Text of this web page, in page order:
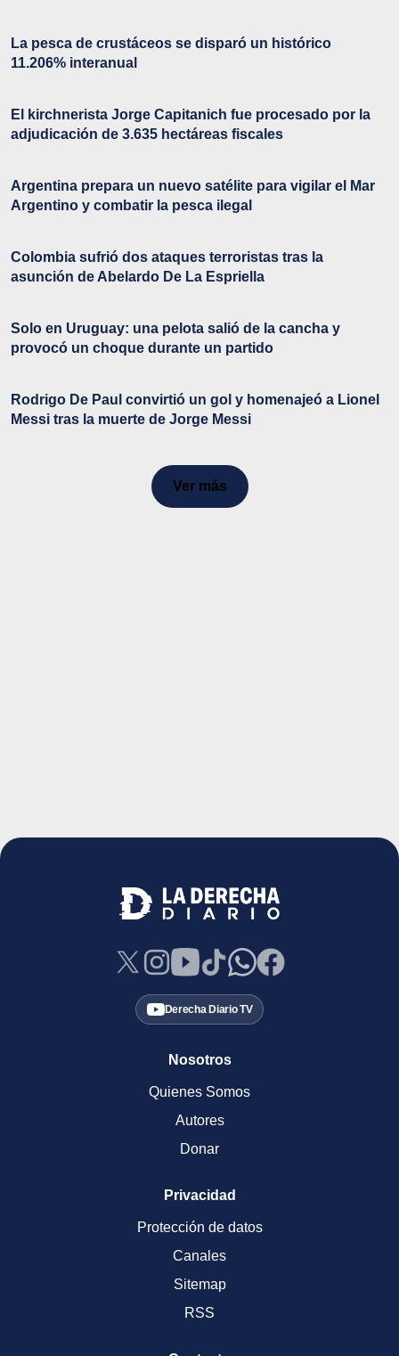
La pesca de crustáceos se disparó un histórico
11.206% interanual
El kirchnerista Jorge Capitanich fue procesado por la
adjudicación de 3.635 hectáreas fiscales
Argentina prepara un nuevo satélite para vigilar el Mar
Argentino y combatir la pesca ilegal
Colombia sufrió dos ataques terroristas tras la
asunción de Abelardo De La Espriella
Solo en Uruguay: una pelota salió de la cancha y
provocó un choque durante un partido
Rodrigo De Paul convirtió un gol y homenajeó a Lionel
Messi tras la muerte de Jorge Messi
Ver más
Derecha Diario TV
Nosotros
Quienes Somos
Autores
Donar
Privacidad
Protección de datos
Canales
Sitemap
RSS